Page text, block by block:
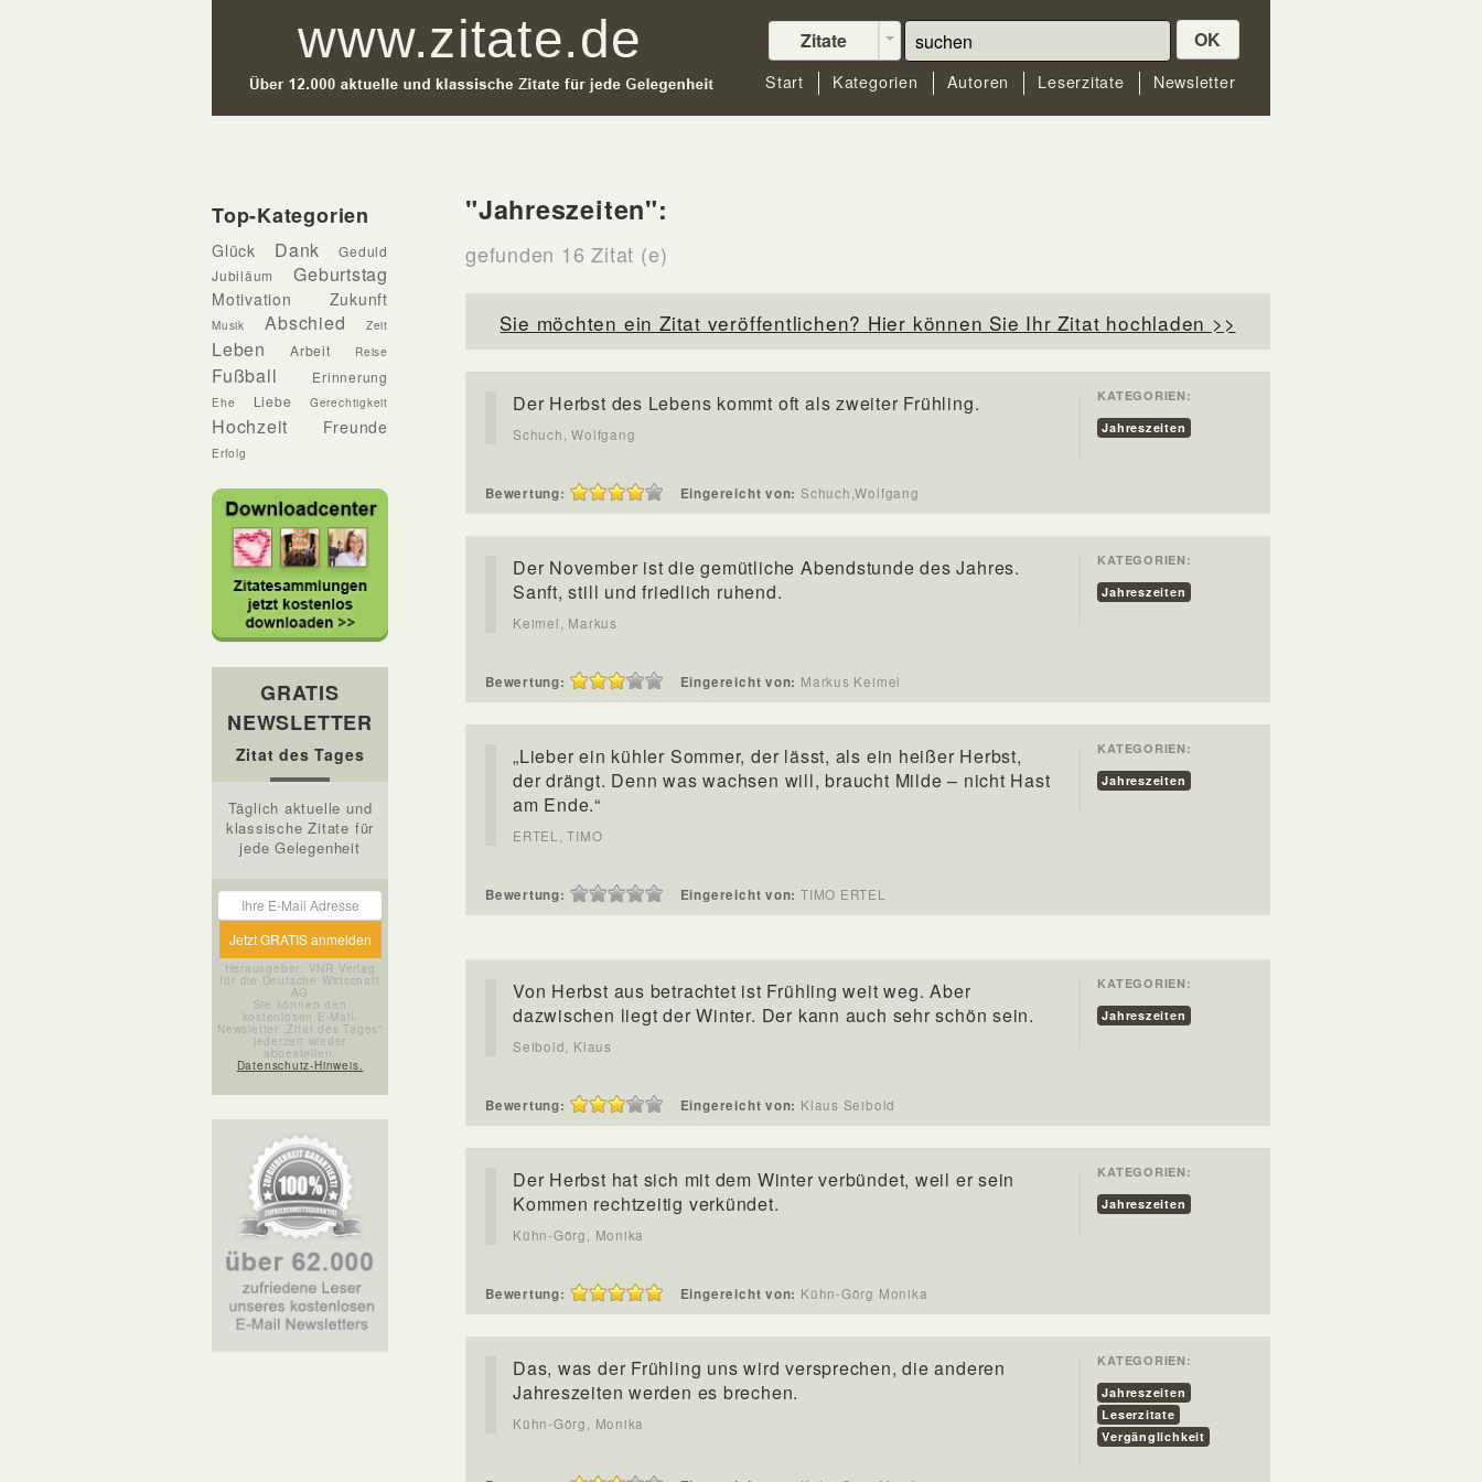
Zitate OK
Start Kategorien Autoren Leserzitate Newsletter
Top-Kategorien
Glück Dank
Geduld
Jubiläum
Geburtstag
Motivation Zukunft
Musik Abschied Zeit
Leben Arbeit Reise
Fußball Erinnerung
Ehe Liebe Gerechtigkeit
Hochzeit Freunde
Erfolg
GRATIS
NEWSLETTER
Zitat des Tages
Täglich aktuelle und
klassische Zitate für
jede Gelegenheit
Herausgeber: VNR Verlag
für die Deutsche Wirtschaft
AG
Sie können den
kostenlosen E-Mail-
Newsletter „Zitat des Tages“
jederzeit wieder
abbestellen.
Datenschutz-Hinweis.
"Jahreszeiten":
gefunden 16 Zitat (e)
Sie möchten ein Zitat veröffentlichen? Hier können Sie Ihr Zitat hochladen >>
Der Herbst des Lebens kommt oft als zweiter Frühling.
Schuch, Wolfgang
KATEGORIEN:
Jahreszeiten
Bewertung: Eingereicht von: Schuch,Wolfgang
Der November ist die gemütliche Abendstunde des Jahres.
Sanft, still und friedlich ruhend.
Keimel, Markus
KATEGORIEN:
Jahreszeiten
Bewertung: Eingereicht von: Markus Keimel
„Lieber ein kühler Sommer, der lässt, als ein heißer Herbst,
der drängt. Denn was wachsen will, braucht Milde – nicht Hast
am Ende.“
ERTEL, TIMO
KATEGORIEN:
Jahreszeiten
Bewertung: Eingereicht von: TIMO ERTEL
Von Herbst aus betrachtet ist Frühling weit weg. Aber
dazwischen liegt der Winter. Der kann auch sehr schön sein.
Seibold, Klaus
KATEGORIEN:
Jahreszeiten
Bewertung: Eingereicht von: Klaus Seibold
Der Herbst hat sich mit dem Winter verbündet, weil er sein
Kommen rechtzeitig verkündet.
Kühn-Görg, Monika
KATEGORIEN:
Jahreszeiten
Bewertung: Eingereicht von: Kühn-Görg Monika
Das, was der Frühling uns wird versprechen, die anderen
Jahreszeiten werden es brechen.
Kühn-Görg, Monika
KATEGORIEN:
Jahreszeiten
Leserzitate
Vergänglichkeit